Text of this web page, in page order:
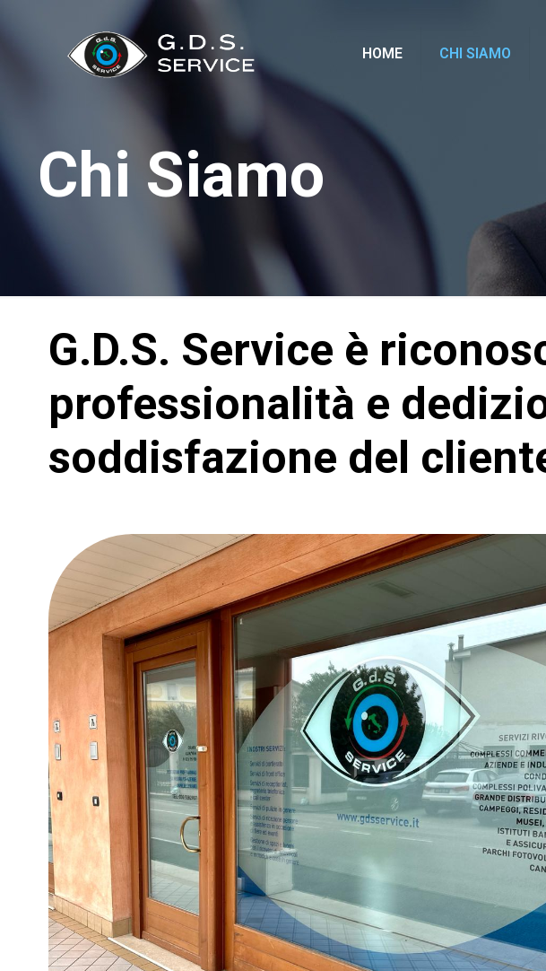
HOME CHI SIAMO
Chi Siamo
G.D.S. Service è
professionalità e
soddisfazione del